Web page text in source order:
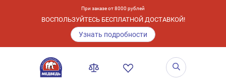
При заказе от 8000 рублей
ВОСПОЛЬЗУЙТЕСЬ БЕСПЛАТНОЙ ДОСТАВКОЙ!
Узнать подробности